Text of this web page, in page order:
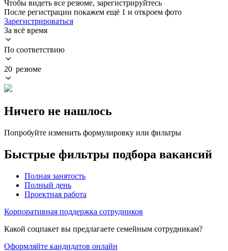
Чтобы видеть все резюме, зарегистрируйтесь
После регистрации покажем ещё 1 и откроем фото
Зарегистрироваться
За всё время
По соответствию
20 резюме
Ничего не нашлось
Попробуйте изменить формулировку или фильтры
Быстрые фильтры подбора вакансий
Полная занятость
Полный день
Проектная работа
Корпоративная поддержка сотрудников
Какой соцпакет вы предлагаете семейным сотрудникам?
Оформляйте кандидатов онлайн